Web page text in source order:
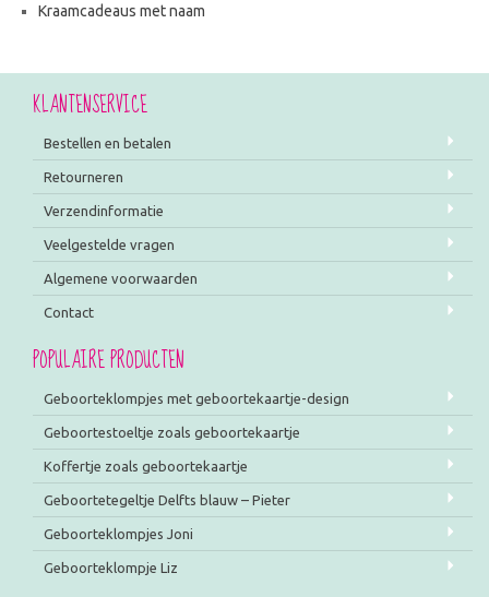
Kraamcadeaus met naam
KLANTENSERVICE
Bestellen en betalen
Retourneren
Verzendinformatie
Veelgestelde vragen
Algemene voorwaarden
Contact
POPULAIRE PRODUCTEN
Geboorteklompjes met geboortekaartje-design
Geboortestoeltje zoals geboortekaartje
Koffertje zoals geboortekaartje
Geboortetegeltje Delfts blauw – Pieter
Geboorteklompjes Joni
Geboorteklompje Liz